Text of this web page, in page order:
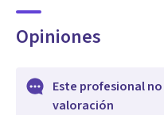
Opiniones
Este profesional
valoración